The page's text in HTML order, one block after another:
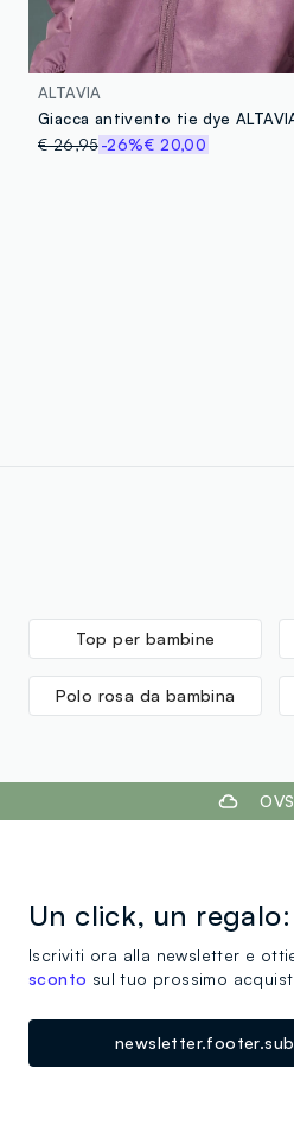
ALTAVIA
€ 26,95-26%€ 20,00
Top per bambine
Polo rosa da bambina
Un click, un regalo:
Iscriviti ora alla newsletter e
sconto sul tuo prossimo